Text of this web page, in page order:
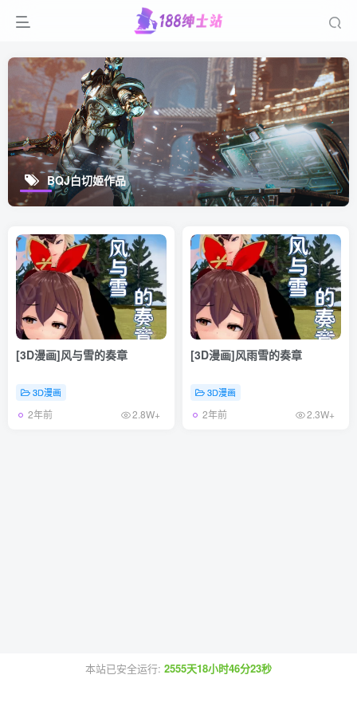
BQJ白切姬作品
[3D漫画]风与雪的奏章
3D漫画
2年前 2.8W+
[3D漫画]风雨雪的奏章
3D漫画
2年前 2.3W+
本站已安全运行: 2555天18小时46分23秒